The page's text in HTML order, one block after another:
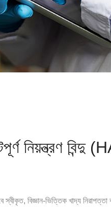
নিয়ন্ত্রণ বিন্দু
বিজ্ঞান-ভিত্তিক খাদ্য নিরাপত্তা